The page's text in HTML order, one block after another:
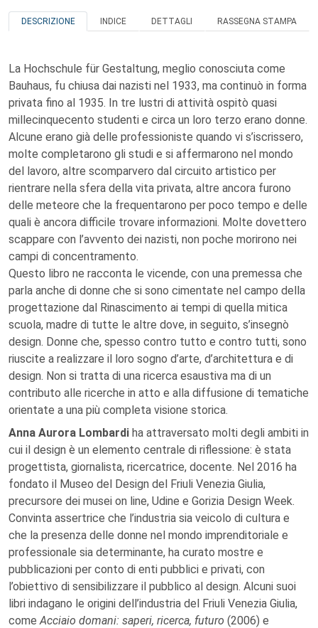
DESCRIZIONE INDICE DETTAGLI RASSEGNA STAMPA
La Hochschule für Gestaltung, meglio conosciuta come
Bauhaus, fu chiusa dai nazisti nel 1933, ma continuò in forma
privata fino al 1935. In tre lustri di attività ospitò quasi
millecinquecento studenti e circa un loro terzo erano donne.
Alcune erano già delle professioniste quando vi s’iscrissero,
molte completarono gli studi e si affermarono nel mondo
del lavoro, altre scomparvero dal circuito artistico per
rientrare nella sfera della vita privata, altre ancora furono
delle meteore che la frequentarono per poco tempo e delle
quali è ancora difficile trovare informazioni. Molte dovettero
scappare con l’avvento dei nazisti, non poche morirono nei
campi di concentramento.
Questo libro ne racconta le vicende, con una premessa che
parla anche di donne che si sono cimentate nel campo della
progettazione dal Rinascimento ai tempi di quella mitica
scuola, madre di tutte le altre dove, in seguito, s’insegnò
design. Donne che, spesso contro tutto e contro tutti, sono
riuscite a realizzare il loro sogno d’arte, d’architettura e di
design. Non si tratta di una ricerca esaustiva ma di un
contributo alle ricerche in atto e alla diffusione di tematiche
orientate a una più completa visione storica.
Anna Aurora Lombardi ha attraversato molti degli ambiti in
cui il design è un elemento centrale di riflessione: è stata
progettista, giornalista, ricercatrice, docente. Nel 2016 ha
fondato il Museo del Design del Friuli Venezia Giulia,
precursore dei musei on line, Udine e Gorizia Design Week.
Convinta assertrice che l’industria sia veicolo di cultura e
che la presenza delle donne nel mondo imprenditoriale e
professionale sia determinante, ha curato mostre e
pubblicazioni per conto di enti pubblici e privati, con
l’obiettivo di sensibilizzare il pubblico al design. Alcuni suoi
libri indagano le origini dell’industria del Friuli Venezia Giulia,
comeAcciaio domani: saperi, ricerca, futuro (2006) e